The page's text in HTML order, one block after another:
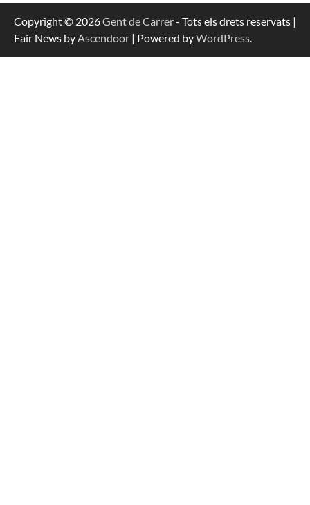
Copyright © 2026Gent de Carrer- Tots els drets reservats |
Fair News byAscendoor | Powered byWordPress.